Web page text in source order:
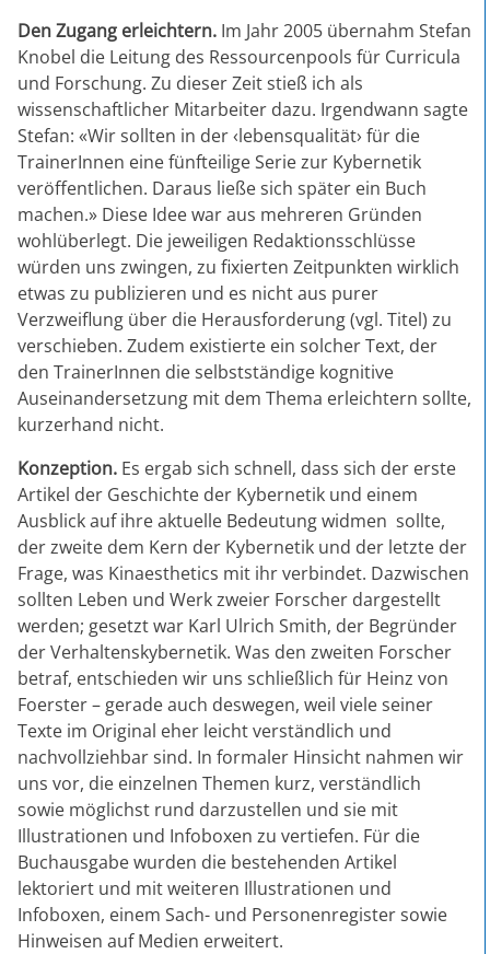
Den Zugang erleichtern. Im Jahr 2005 übernahm Stefan
Knobel die Leitung des Ressourcenpools für Curricula
und Forschung. Zu dieser Zeit stieß ich als
wissenschaftlicher Mitarbeiter dazu. Irgendwann sagte
Stefan: «Wir sollten in der ‹lebensqualität› für die
TrainerInnen eine fünfteilige Serie zur Kybernetik
veröffentlichen. Daraus ließe sich später ein Buch
machen.» Diese Idee war aus mehreren Gründen
wohlüberlegt. Die jeweiligen Redaktionsschlüsse
würden uns zwingen, zu fixierten Zeitpunkten wirklich
etwas zu publizieren und es nicht aus purer
Verzweiflung über die Herausforderung (vgl. Titel) zu
verschieben. Zudem existierte ein solcher Text, der
den TrainerInnen die selbstständige kognitive
Auseinandersetzung mit dem Thema erleichtern sollte,
kurzerhand nicht.
Konzeption. Es ergab sich schnell, dass sich der erste
Artikel der Geschichte der Kybernetik und einem
Ausblick auf ihre aktuelle Bedeutung widmen sollte,
der zweite dem Kern der Kybernetik und der letzte der
Frage, was Kinaesthetics mit ihr verbindet. Dazwischen
sollten Leben und Werk zweier Forscher dargestellt
werden; gesetzt war Karl Ulrich Smith, der Begründer
der Verhaltenskybernetik. Was den zweiten Forscher
betraf, entschieden wir uns schließlich für Heinz von
Foerster – gerade auch deswegen, weil viele seiner
Texte im Original eher leicht verständlich und
nachvollziehbar sind. In formaler Hinsicht nahmen wir
uns vor, die einzelnen Themen kurz, verständlich
sowie möglichst rund darzustellen und sie mit
Illustrationen und Infoboxen zu vertiefen. Für die
Buchausgabe wurden die bestehenden Artikel
lektoriert und mit weiteren Illustrationen und
Infoboxen, einem Sach- und Personenregister sowie
Hinweisen auf Medien erweitert.